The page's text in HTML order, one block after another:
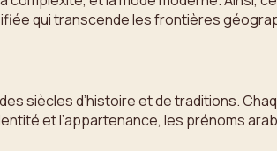
qui transcende les frontières
siècles d’histoire et de traditions.
et l’appartenance, les prénoms